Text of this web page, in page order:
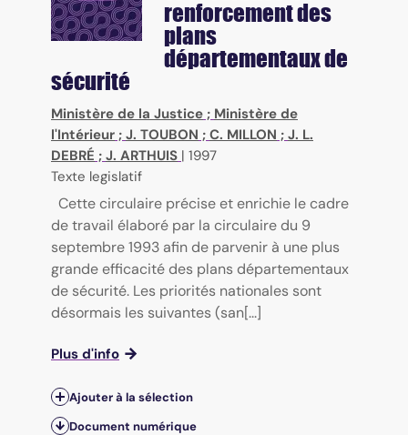
renforcement des
plans
départementaux de
sécurité
Ministère de la Justice ; Ministère de
l'Intérieur ; J. TOUBON ; C. MILLON ; J. L.
DEBRÉ ; J. ARTHUIS | 1997
Texte legislatif
Cette circulaire précise et enrichie le cadre
de travail élaboré par la circulaire du 9
septembre 1993 afin de parvenir à une plus
grande efficacité des plans départementaux
de sécurité. Les priorités nationales sont
désormais les suivantes (san[...]
Plus d'info
Ajouter à la sélection
Document numérique